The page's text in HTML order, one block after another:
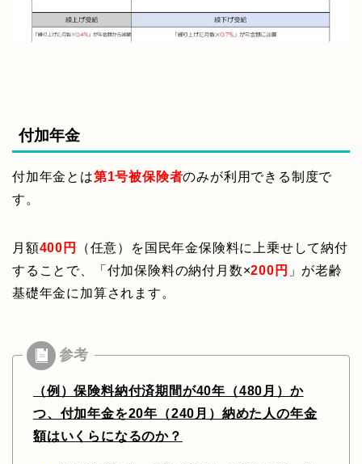
付加年金
付加年金とは第1号被保険者のみが利用できる制度で
す。
月額400円
（任意）を国民年金保険料に上乗せして納付
することで、「付加保険料の納付月数×200円 」が老齢
基礎年金に加算されます。
（例）保険料納付済期間が40年（480月）か
つ、付加年金を20年（240月）納めた人の年金
額はいくらになるのか？